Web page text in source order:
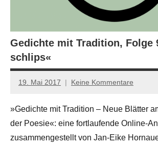
Gedichte mit Tradition, Folge
schlips«
19. Mai 2017
Jan-
Hornauer
für
dasgedichtblog
Keine Kommentare
»Gedichte mit Tradition – Neue Blätter
der Poesie«: eine fortlaufende Online-
zusammengestellt von Jan-Eike